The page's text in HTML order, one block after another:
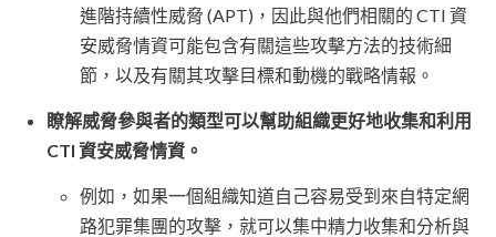
進階持續性威脅 (APT)，因此與他們相關的 CTI 資
安威脅情資可能包含有關這些攻擊方法的技術細
節，以及有關其攻擊目標和動機的戰略情報。
瞭解威脅參與者的類型可以幫助組織更好地收集和利用
CTI 資安威脅情資。
例如，如果一個組織知道自己容易受到來自特定網
路犯罪集團的攻擊，就可以集中精力收集和分析與